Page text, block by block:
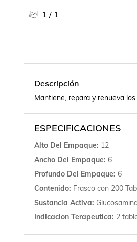
Súpermercado
1 / 1
Descripción
Mantiene, repara y renueva
ESPECIFICACIONES
Alto Del Empaque 12
Ancho Del Empaque 6
Profundo Del Empaque 6
Contenido Frasco con 200
Sustancia Activa
Indicacion Terapeutica 2